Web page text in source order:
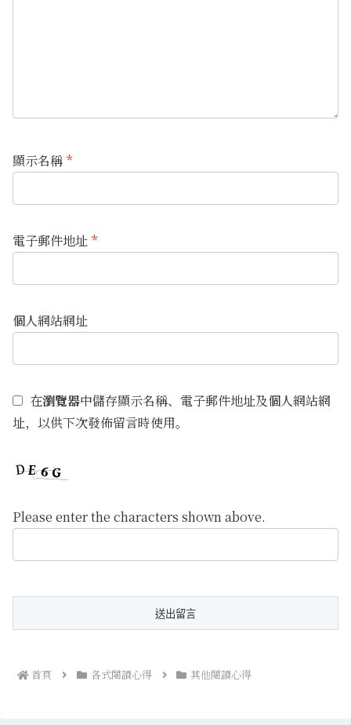
顯示名稱 *
電子郵件地址 *
個人網站網址
在瀏覽器中儲存顯示名稱、電子郵件地址及個人網站網
址，以供下次發佈留言時使用。
Please enter the characters shown above.
首頁 各式閱讀心得 其他閱讀心得